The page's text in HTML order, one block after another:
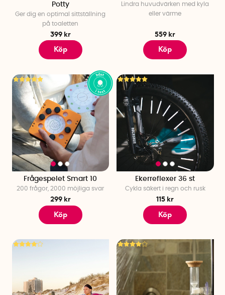
Potty
Ger dig en optimal sittställning
på toaletten
399 kr
Köp
Lindra huvudvärken med kyla
eller värme
559 kr
Köp
Frågespelet Smart 10
200 frågor, 2000 möjliga svar
299 kr
Köp
Ekerreflexer 36 st
Cykla säkert i regn och rusk
115 kr
Köp